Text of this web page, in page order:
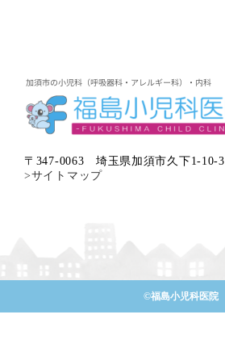
〒347-0063 埼玉県加須市久下1-10-3
>サイトマップ
©︎福島小児科医院